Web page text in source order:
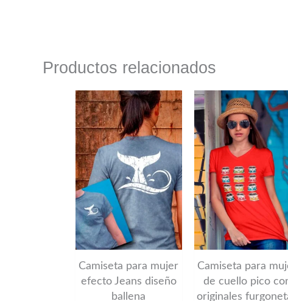
Productos relacionados
Camiseta para mujer
efecto Jeans diseño
ballena
Este
producto
tiene
múltiples
variantes.
Las
opciones
se
pueden
elegir
Camiseta para
de cuello pico
originales
Las
se